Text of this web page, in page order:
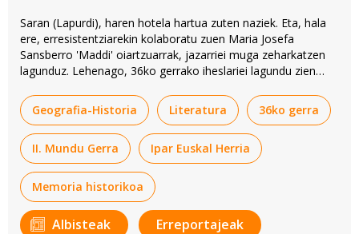
Saran (Lapurdi), haren hotela hartua zuten naziek. Eta, hala
ere, erresistentziarekin kolaboratu zuen Maria Josefa
Sansberro 'Maddi' oiartzuarrak, jazarriei muga zeharkatzen
lagunduz. Lehenago, 36ko gerrako iheslariei lagundu zien
Geografia-Historia
Literatura 36ko gerra
II. Mundu Gerra Ipar Euskal Herria
Memoria historikoa
Albisteak Erreportajeak